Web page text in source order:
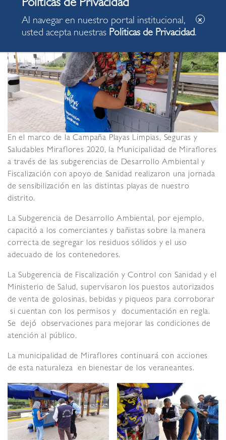
En el marco de la Campaña Playas Limpias, Seguras y
Saludables Miraflores 2020, la Municipalidad de Miraflores
a través de las subgerencias de Desarrollo Ambiental y
Fiscalización con apoyo de Sanidad realizaron una jornada
de sensibilización en las distintas playas de nuestro
distrito.
La Subgerencia de Desarrollo Ambiental, por ejemplo,
capacitó a los comerciantes y bañistas sobre la manera
correcta de segregar los residuos sólidos y el uso
adecuado de los contenedores.
La Subgerencia de Fiscalización y Control con Sanidad y el
Ministerio de Salud, supervisaron los puestos autorizados
de venta de golosinas, bebidas y piqueos para corroborar
si cuentan con los permisos y documentación en regla.
Se dejó observaciones para mejorar las condiciones de
atención al público.
La municipalidad de Miraflores continuará con acciones
de esta naturaleza en bienestar de los veraneantes.
Al navegar en nuestro portal institucional,
usted acepta nuestras Politicas de Privacidad.